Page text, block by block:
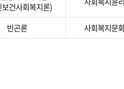
보건사회복지론)
빈곤론
사회복지문